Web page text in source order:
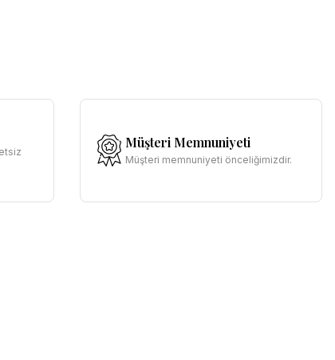
Müşteri Memnuniyeti
Müşteri memnuniyeti önceliğimizdir.